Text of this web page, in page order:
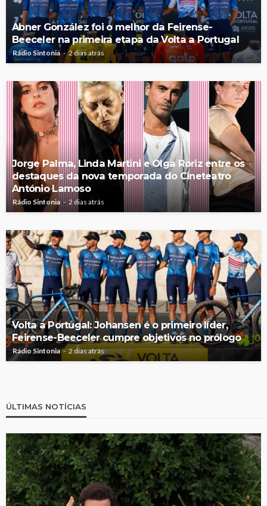
Abner González foi o melhor da Feirense-
Beeceler na primeira etapa da Volta a Portugal
Rádio Sintonia 2 dias atrás
Jorge Palma, Linda Martini e Olga Roriz entre os
destaques da nova temporada do Cineteatro
António Lamoso
Rádio Sintonia 2 dias atrás
Volta a Portugal: Johansen é o primeiro líder,
Feirense-Beeceler cumpre objetivos no prólogo
Rádio Sintonia 2 dias atrás
ÚLTIMAS NOTÍCIAS